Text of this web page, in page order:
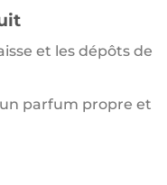
et les dépôts de
parfum propre et